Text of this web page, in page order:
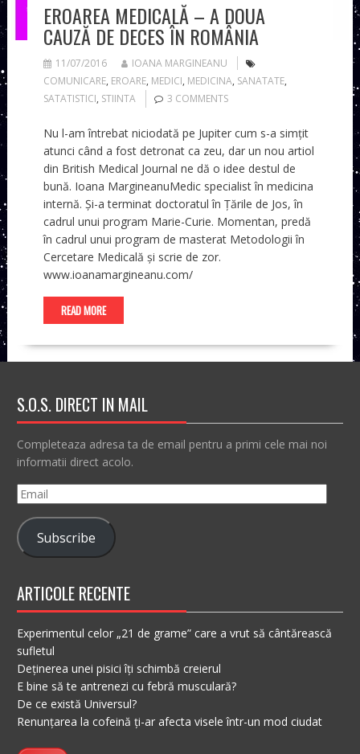
EROAREA MEDICALĂ – A DOUA
CAUZĂ DE DECES ÎN ROMÂNIA
11/07/2016
IOANA MARGINEANU
COMUNICARE, EROARE, MEDICI, MEDICINA, SANATATE,
SATATISTICI, STIINTA 3 COMMENTS
Nu l-am întrebat niciodată pe Jupiter cum s-a simțit
atunci când a fost detronat ca zeu, dar un nou artiol
din British Medical Journal ne dă o idee destul de
bună. Ioana MargineanuMedic specialist în medicina
internă. Și-a terminat doctoratul în Țările de Jos, în
cadrul unui program Marie-Curie. Momentan, predă
în cadrul unui program de masterat Metodologii în
Cercetare Medicală și scrie de zor.
www.ioanamargineanu.com/
READ MORE
S.O.S. DIRECT IN MAIL
Completeaza adresa ta de email pentru a primi cele mai noi
informatii direct acolo.
Email
Subscribe
ARTICOLE RECENTE
Experimentul celor „21 de grame” care a vrut să cântărească
sufletul
Deținerea unei pisici îți schimbă creierul
E bine să te antrenezi cu febră musculară?
De ce există Universul?
Renunțarea la cofeină ți-ar afecta visele într-un mod ciudat